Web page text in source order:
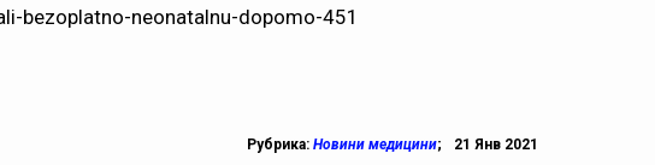
bezoplatno-neonatalnu-dopomo-451
Рубрика: Новини медицини; 21 Янв 2021